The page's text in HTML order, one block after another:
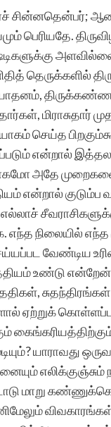
சின்னதென்பர்;
பெரியதே.
தெருக்களில்
மிராசுதார்
செய்த
என்றால்
அதே
என்றால்
எந்த நிலையில்
வேண்டிய
உண்டு
ஏற்றுக்
யாராவது
மாறு